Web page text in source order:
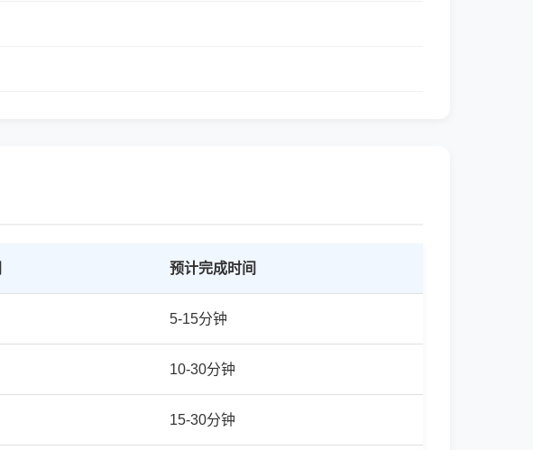
预计完成时间
5-15分钟
10-30分钟
15-30分钟